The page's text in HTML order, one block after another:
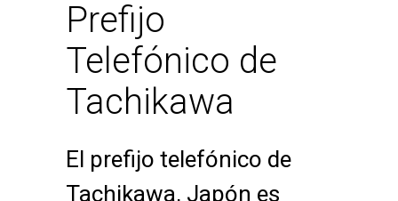
Prefijo
Telefónico de
Tachikawa
El prefijo telefónico de
Tachikawa, Japón es